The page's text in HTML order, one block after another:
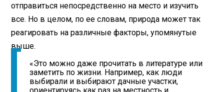
отправиться непосредственно на место и изучить
все. Но в целом, по ее словам, природа может так
реагировать на различные факторы, упомянутые
выше.
«Это можно даже прочитать в литературе или
заметить по жизни. Например, как люди
выбирали и выбирают дачные участки,